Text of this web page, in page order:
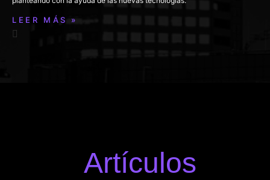
LEER MÁS »
Artículos